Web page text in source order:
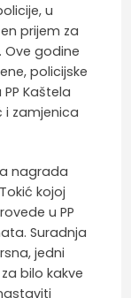
u
prijem za
Ove godine
policijske
Kaštela
i zamjenica
nagrada
kojoj
u PP
Suradnja
jedni
bilo kakve